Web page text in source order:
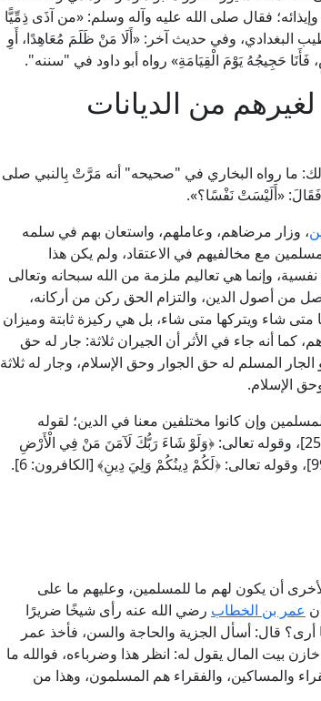
فقال صلى الله عليه وآله وسلم: «من آذَى ذِمِّيًّا
البغدادي، وفي حديث آخر: «أَلَا مَنْ ظَلَمَ مُعَاهِدًا، أَوِ
حَجِيجُهُ يَوْمَ الْقِيَامَةِ» رواه أبو داود في "سننه".
من الديانات
ما رواه البخاري في "صحيحه" أنه مَرَّتْ بِالنبي صلى
فَقَالَ: «أَلَيْسَتْ نَفْسًا؟».
، وزار مرضاهم، وعاملهم، واستعان بهم في سلمه
مع مخالفيهم في الاعتقاد، ولم يكن هذا
وإنما هي تعاليم ملزمة من الله سبحانه وتعالى
من أصول الدين، والتزام الحق ركن من أركانه،
شاء ويتركها متى شاء، بل هي ركيزة ثابتة وميزان
أنه جاء في الأثر أن الجيران ثلاثة: جار له حق
المسلم له حق الجوار وحق الإسلام، وجار له ثلاثة
الإسلام.
وإن كانوا مختلفين معنا في الدين؛ لقوله
تعالى: ﴿لَا إِكْرَاهَ فِي الدِّينِ قَدْ تَبَيَّنَ الرُّشْدُ مِنَ الْغَيِّ﴾ [البقرة: 256]، وقوله تعالى: ﴿وَلَوْ شَاءَ رَبُّكَ لَآمَنَ مَنْ فِي الْأَرْضِ
أن يكون لهم ما للمسلمين، وعليهم ما على
عمر بن الخطاب رضي الله عنه رأى شيخًا ضريرًا
قال: أسأل الجزية والحاجة والسن، فأخذ عمر
بيت المال يقول له: انظر هذا وضرباءه، فوالله ما
والمساكين، والفقراء هم المسلمون، وهذا من